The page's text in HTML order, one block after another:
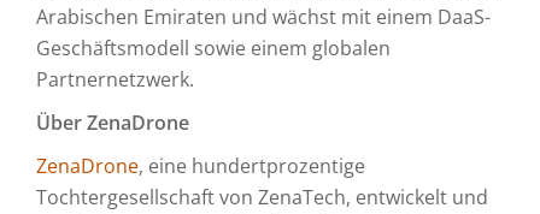
Arabischen Emiraten und wächst mit einem DaaS-
Geschäftsmodell sowie einem globalen
Partnernetzwerk.
Über ZenaDrone
ZenaDrone, eine hundertprozentige
Tochtergesellschaft von ZenaTech, entwickelt und